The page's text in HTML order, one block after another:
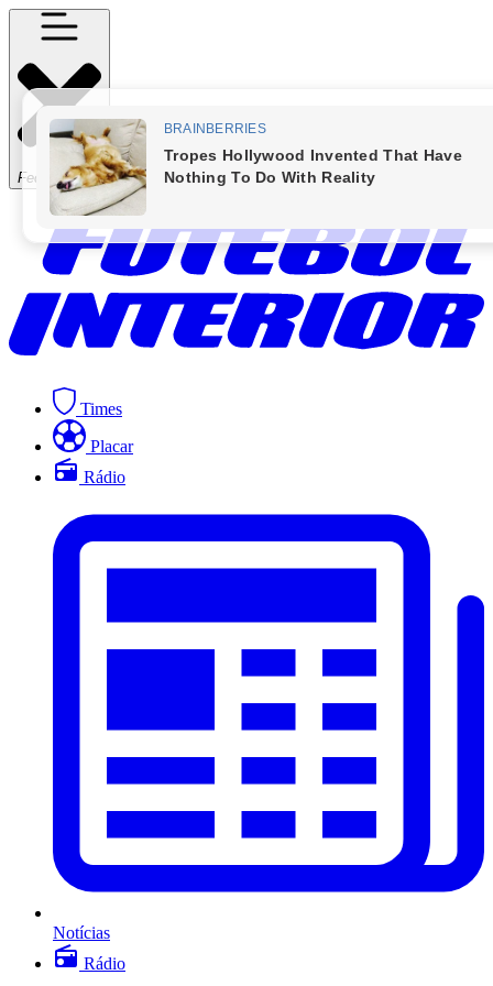
Fechar Menu
Times
Placar
Rádio
Notícias
Rádio